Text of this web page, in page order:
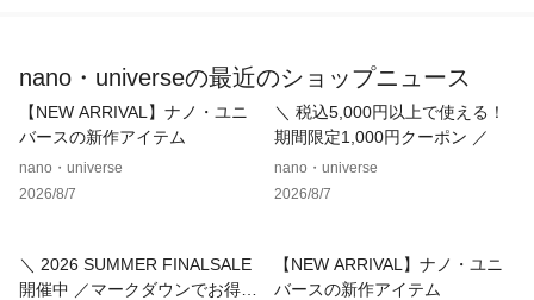
■カラー展開
・汎用性の高いホワイトとブラック
■コーディネート
・オフシーンに、スラックス等に合わせたシンプルなスタイリ
ングも◎
nano・universeの最近のショップニュース
【NEW ARRIVAL】ナノ・ユニ
バースの新作アイテム
nano・universe
2026/8/7
＼ 税込5,000円以上で使える！
期間限定1,000円クーポン ／
nano・universe
2026/8/7
＼ 2026 SUMMER FINALSALE
開催中 ／マークダウンでお得に
【NEW ARRIVAL】ナノ・ユニ
バースの新作アイテム